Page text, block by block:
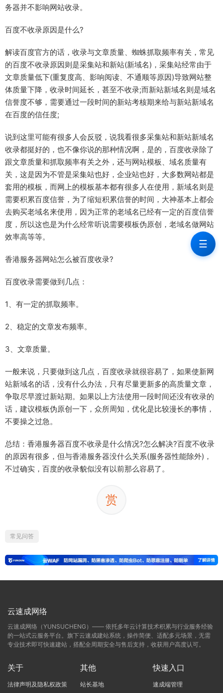
务器并不影响网站收录。
百度不收录原因是什么?
解读百度官方的话，收录与文章质量、蜘蛛抓取频率有关，常见
的百度不收录原因则是采集站和新站(新域名)，采集站经常由于
文章质量低下(重复度高、影响阅读、不通顺等原因)导致网站整
体质量下降，收录时间延长，甚至不收录;而新站新域名则是域名
信誉度不够，需要通过一段时间的新站考核期来给与新站新域名
在百度的信任度;
说到这里可能有很多人会反驳，说我看很多采集站和新站新域名
收录都挺好的，也不像你说的那种情况啊，是的，百度收录除了
跟文章质量和抓取频率有关之外，还与网站模板、域名质量有
关，这是因为不管是采集站也好，企业站也好，大多数网站都是
套用的模板，而网上的模板基本都有很多人在使用，新域名则是
需要积累百度信誉，为了缩短积累信誉的时间，大神基本上都会
去购买老域名来使用，因为正常的老域名已经有一定的百度信誉
度，所以这也是为什么经常听说需要模板伪原创，老域名做网站
效率高等等。
香港服务器网站怎么被百度收录?
百度收录需要做到几点：
1、有一定的抓取频率。
2、稳定的文章发布频率。
3、文章质量。
一般来说，只要做到这几点，百度收录就很容易了，如果使新网
站新域名的话，没有什么办法，只有尽量更新多的高质量文章，
争取尽早渡过新站期。如果以上方法使用一段时间还没有收录的
话，建议模板伪原创一下，众所周知，优化是比较漫长的事情，
不要操之过急。
总结：香港服务器百度不收录是什么情况?怎么解决?百度不收录
的原因有很多，但与香港服务器没什么关系(服务器性能除外)，
不过确实，百度的收录貌似没有以前那么容易了。
赏
常见问答
云速成网络
云速成网络（YUNSUCHENG）—— 依托多年云计算技术积累与行业服务经验
的一站式云服务平台。旗下云速成建站系统，操作简便、适配多元场景，无需
专业技术即可快速建站，搭配全周期安全与售后支持，收获用户高度认可。
关于
法律声明及隐私权政策
其他
站长基地
快速入口
速成端管理
☰